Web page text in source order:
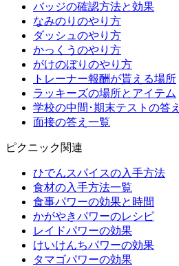
バッジの確認方法と効果
なみのりのやり方
ダッシュのやり方
かっくうのやり方
がけのぼりのやり方
トレーナー報酬が貰える場所
ラッキーズの場所とアイテム
学校の中間･期末テストの答え
面接の答え一覧
ピクニック関連
ひでんスパイスの入手方法
食材の入手方法一覧
食事パワーの効果と時間
かがやきパワーのレシピ
レイドパワーの効果
けいけんちパワーの効果
タマゴパワーの効果